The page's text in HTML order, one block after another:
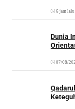
6 jam lalu
Dunia
07/08/